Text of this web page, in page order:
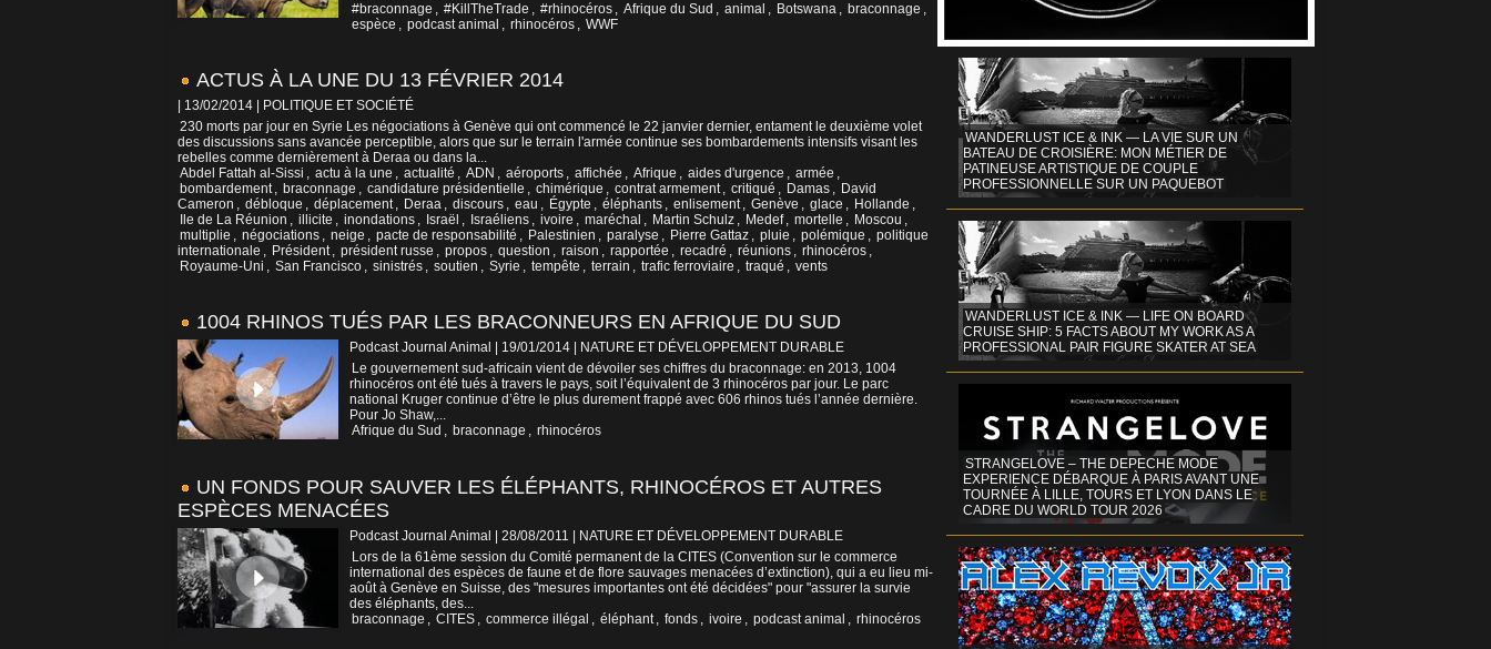
#braconnage , #KillTheTrade , #rhinocéros , Afrique du Sud , animal , Botswana , braconnage ,
espèce , podcast animal , rhinocéros , WWF
ACTUS À LA UNE DU 13 FÉVRIER 2014
| 13/02/2014
POLITIQUE ET SOCIÉTÉ
230 morts par jour en Syrie Les négociations à Genève qui ont commencé le 22 janvier dernier, entament le deuxième volet
des discussions sans avancée perceptible, alors que sur le terrain l'armée continue ses bombardements intensifs visant les
rebelles comme dernièrement à Deraa ou dans la...
Abdel Fattah al-Sissi , actu à la une , actualité , ADN , aéroports , affichée , Afrique , aides d'urgence , armée ,
bombardement , braconnage , candidature présidentielle , chimérique , contrat armement , critiqué , Damas , David
Cameron , débloque , déplacement , Deraa , discours , eau , Égypte , éléphants , enlisement , Genève , glace , Hollande ,
Ile de La Réunion , illicite , inondations , Israël , Israéliens , ivoire , maréchal , Martin Schulz , Medef , mortelle , Moscou ,
multiplie , négociations , neige , pacte de responsabilité , Palestinien , paralyse , Pierre Gattaz , pluie , polémique , politique
internationale , Président , président russe , propos , question , raison , rapportée , recadré , réunions , rhinocéros ,
Royaume-Uni , San Francisco , sinistrés , soutien , Syrie , tempête , terrain , trafic ferroviaire , traqué , vents
1004 RHINOS TUÉS PAR LES BRACONNEURS EN AFRIQUE DU SUD
Podcast Journal Animal | 19/01/2014
NATURE ET DÉVELOPPEMENT DURABLE
Le gouvernement sud-africain vient de dévoiler ses chiffres du braconnage: en 2013, 1004
rhinocéros ont été tués à travers le pays, soit l’équivalent de 3 rhinocéros par jour. Le parc
national Kruger continue d’être le plus durement frappé avec 606 rhinos tués l’année dernière.
Pour Jo Shaw,...
Afrique du Sud , braconnage , rhinocéros
UN FONDS POUR SAUVER LES ÉLÉPHANTS, RHINOCÉROS ET AUTRES
ESPÈCES MENACÉES
Podcast Journal Animal | 28/08/2011
NATURE ET DÉVELOPPEMENT DURABLE
Lors de la 61ème session du Comité permanent de la CITES (Convention sur le commerce
international des espèces de faune et de flore sauvages menacées d’extinction), qui a eu lieu mi-
août à Genève en Suisse, des "mesures importantes ont été décidées" pour "assurer la survie
des éléphants, des...
braconnage , CITES , commerce illégal , éléphant , fonds , ivoire , podcast animal , rhinocéros
WANDERLUST ICE & INK — LA VIE SUR UN
BATEAU DE CROISIÈRE: MON MÉTIER DE
PATINEUSE ARTISTIQUE DE COUPLE
PROFESSIONNELLE SUR UN PAQUEBOT
WANDERLUST ICE & INK — LIFE ON BOARD
CRUISE SHIP: 5 FACTS ABOUT MY WORK AS A
PROFESSIONAL PAIR FIGURE SKATER AT SEA
STRANGELOVE – THE DEPECHE MODE
EXPERIENCE DÉBARQUE À PARIS AVANT UNE
TOURNÉE À LILLE, TOURS ET LYON DANS LE
CADRE DU WORLD TOUR 2026